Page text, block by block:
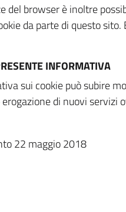
del browser è inoltre
da parte di questo
INFORMATIVA
sui cookie può subire
di nuovi
22 maggio 2018